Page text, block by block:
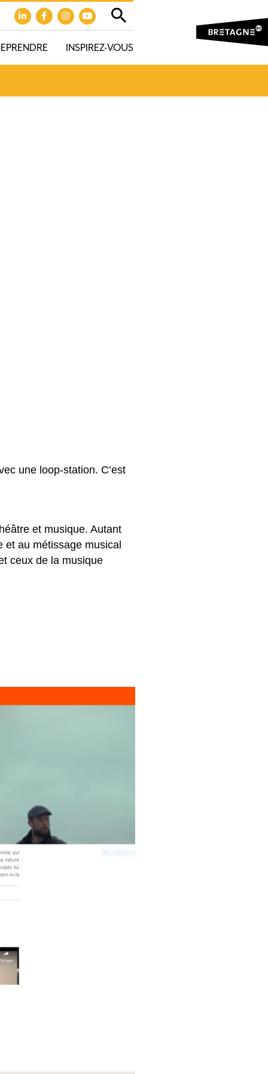
INSPIREZ-VOUS
une loop-station. C’est
et musique. Autant
et au métissage musical
ceux de la musique